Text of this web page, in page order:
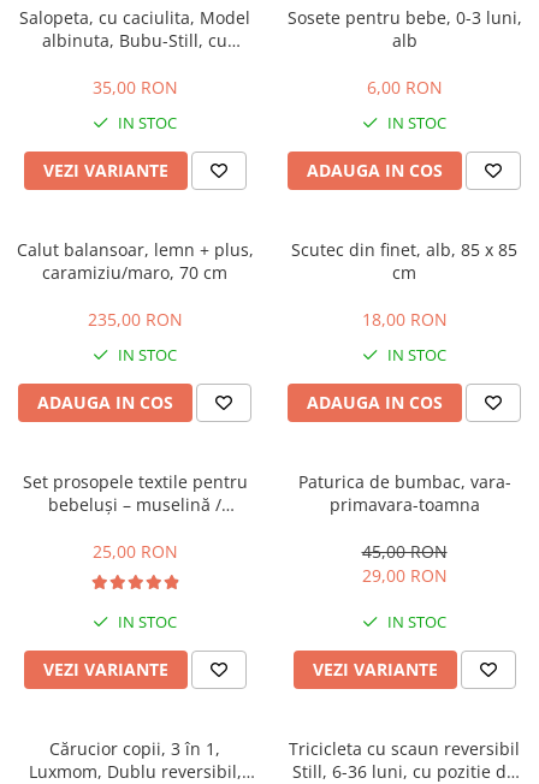
Salopeta, cu caciulita, Model
albinuta, Bubu-Still, cu
35,00 RON
IN STOC
VEZI VARIANTE
Sosete pentru bebe, 0-3 luni,
alb
6,00 RON
IN STOC
ADAUGA IN COS
Calut balansoar, lemn + plus,
caramiziu/maro, 70 cm
235,00 RON
IN STOC
ADAUGA IN COS
Scutec din finet, alb, 85 x 85
cm
18,00 RON
IN STOC
ADAUGA IN COS
Set prosopele textile pentru
bebeluși – muselină /
25,00 RON
IN STOC
VEZI VARIANTE
Paturica de bumbac, vara-
primavara-toamna
45,00 RON
29,00 RON
IN STOC
VEZI VARIANTE
Cărucior copii, 3 în 1,
Luxmom, Dublu reversibil,
Tricicleta cu scaun reversibil
Still, 6-36 luni, cu pozitie de